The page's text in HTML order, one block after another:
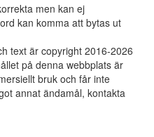
men kan ej
kan komma att bytas ut
text är copyright 2016-2026
på denna webbplats är
bruk och får inte
annat ändamål, kontakta